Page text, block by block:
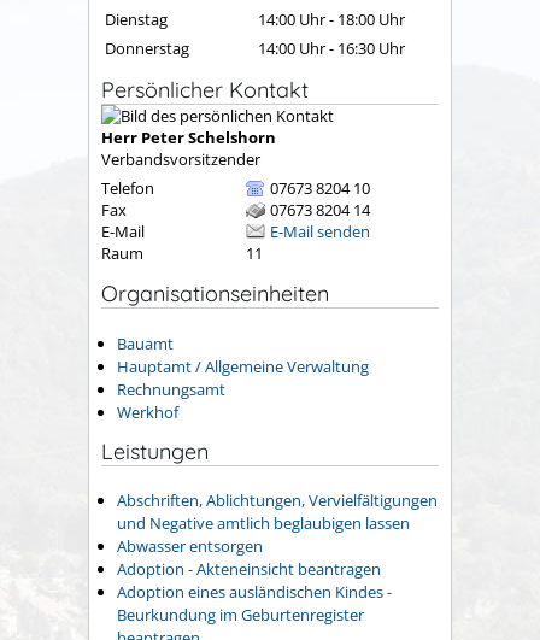
Dienstag
14:00 Uhr- 18:00 Uhr
Donnerstag
14:00 Uhr- 16:30 Uhr
Persönlicher Kontakt
Herr PeterSchelshorn
Verbandsvorsitzender
Telefon
07673 8204 10
Fax
07673 8204 14
E-Mail
E-Mail senden
Raum
11
Organisationseinheiten
Bauamt
Hauptamt / Allgemeine Verwaltung
Rechnungsamt
Werkhof
Leistungen
Abschriften, Ablichtungen, Vervielfältigungen
und Negative amtlich beglaubigen lassen
Abwasser entsorgen
Adoption - Akteneinsicht beantragen
Adoption eines ausländischen Kindes -
Beurkundung im Geburtenregister